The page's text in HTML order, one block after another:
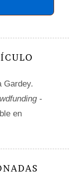
Gardey.
-
en